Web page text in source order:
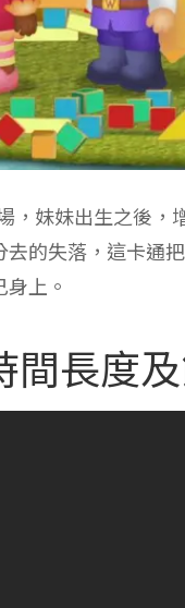
妹妹出生之後，
的失落，這卡通
上。
間長度